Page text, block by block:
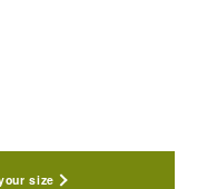
size